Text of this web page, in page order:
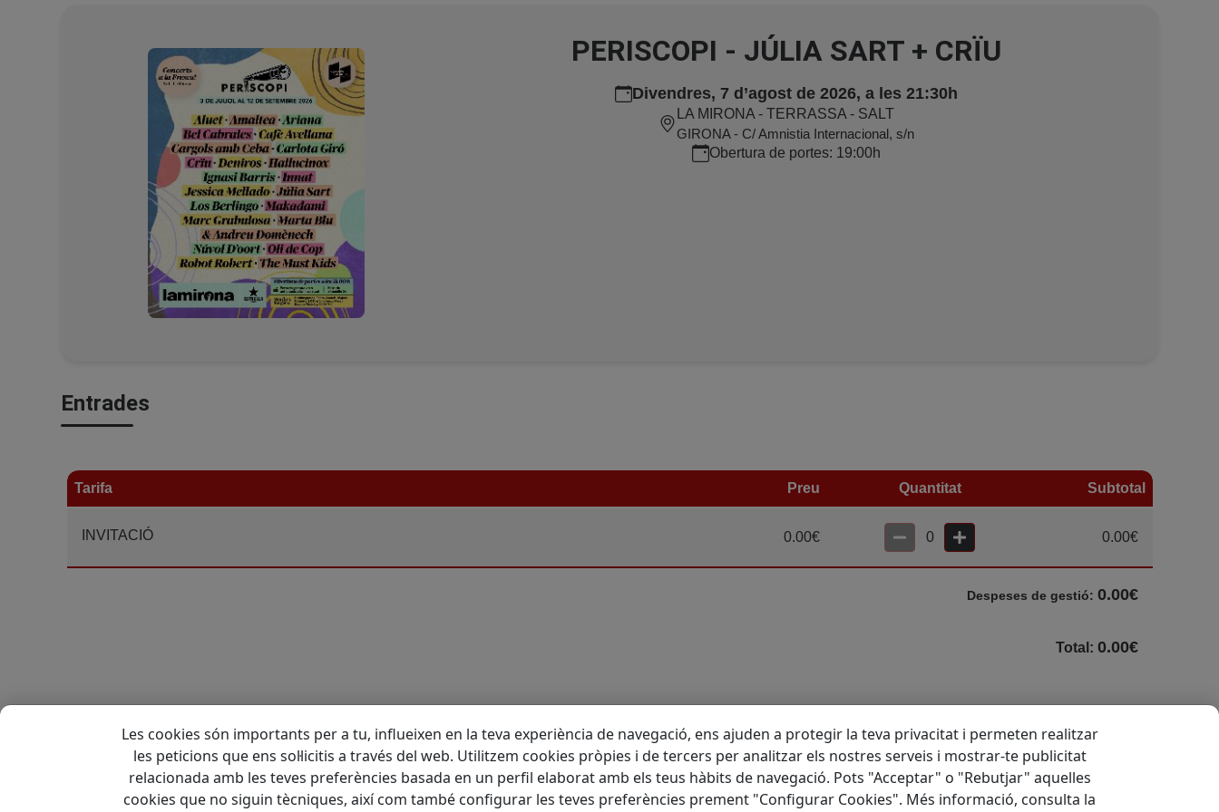
PERISCOPI - JÚLIA SART + CRÏU
Divendres, 7 d’agost de 2026, a les 21:30h
LA MIRONA - TERRASSA - SALT
GIRONA - C/ Amnistia Internacional, s/n
Obertura de portes: 19:00h
Entrades
Tarifa Preu Quantitat Subtotal
INVITACIÓ 0.00€ 0 0.00€
Despeses de gestió: 0.00€
Total : 0.00€
Tornar Comprar
Les cookies són importants per a tu, influeixen en la teva experiència de navegació, ens ajuden a protegir la teva privacitat i permeten realitzar
les peticions que ens sol·licitis a través del web. Utilitzem cookies pròpies i de tercers per analitzar els nostres serveis i mostrar-te publicitat
relacionada amb les teves preferències basada en un perfil elaborat amb els teus hàbits de navegació. Pots "Acceptar" o "Rebutjar" aquelles
cookies que no siguin tècniques, així com també configurar les teves preferències prement "Configurar Cookies". Més informació, consulta la